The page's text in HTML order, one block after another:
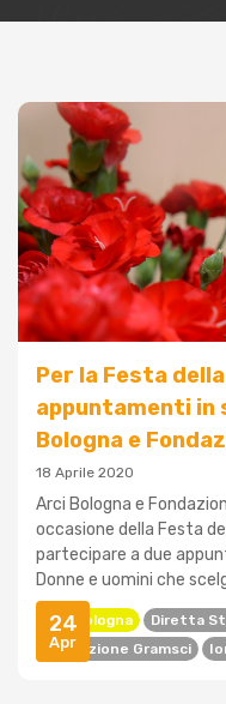
24
Apr
Per la Festa
appuntamenti
Bologna e
18 Aprile 2020
Arci Bologna e
occasione della Festa
partecipare a due
Donne e uomini che
Arci Bologna Diretta
Fondazione Gramsci